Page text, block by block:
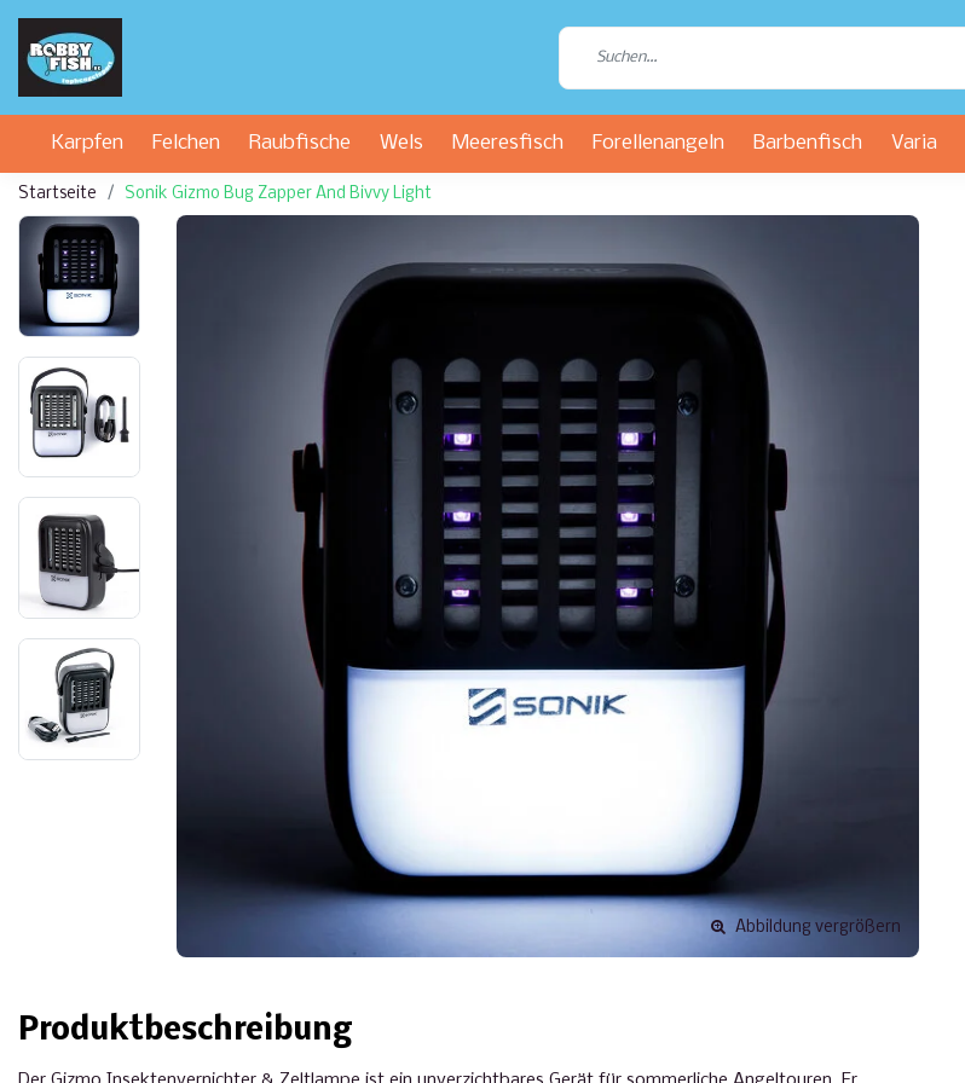
Karpfen Felchen Raubfische Wels Meeresfisch Forellenangeln Barbenfisch Varia
Startseite Sonik Gizmo Bug Zapper And Bivvy Light
Abbildung vergrößern
Produktbeschreibung